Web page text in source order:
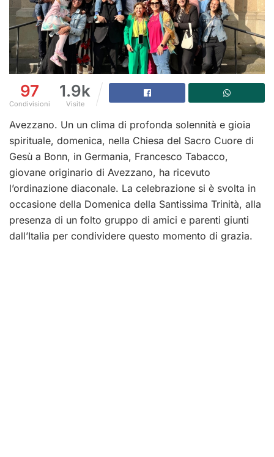
97
Condivisioni
1.9k
Visite
Avezzano. Un un clima di profonda solennità e gioia
spirituale, domenica, nella Chiesa del Sacro Cuore di
Gesù a Bonn, in Germania, Francesco Tabacco,
giovane originario di Avezzano, ha ricevuto
l’ordinazione diaconale. La celebrazione si è svolta in
occasione della Domenica della Santissima Trinità, alla
presenza di un folto gruppo di amici e parenti giunti
dall’Italia per condividere questo momento di grazia.